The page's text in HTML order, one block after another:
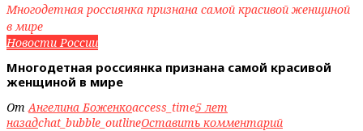
Многодетная россиянка признана самой красивой женщиной
в мире
Новости России
Многодетная россиянка признана самой красивой
женщиной в мире
ОтАнгелина Боженкоaccess_time5 лет
назадchat_bubble_outlineОставить комментарий